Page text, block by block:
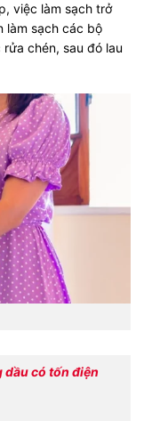
việc làm sạch trở
làm sạch các bộ
chén, sau đó lau
có tốn điện